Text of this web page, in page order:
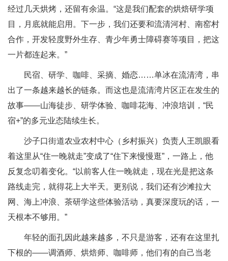
经过几天烘烤，还留有余温。“这是我们配套的烘焙研学项
目，月底就能启用。下一步，我们还要和流清河村、南窑村
合作，开发轻度野外生存、青少年勇士障碍赛等项目，把这
一片都连起来。”
民宿、研学、咖啡、采摘、婚恋……单冰在流清湾，串
出了一条越来越长的链条。而这也是流清湾片区正在发生的
故事——山海徒步、研学体验、咖啡花海、冲浪培训，“民
宿+”的多元业态陆续生长。
沙子口街道农业农村中心（乡村振兴）负责人王凯眼看
着这里从“住一晚就走”变成了“住下来慢慢逛”，一路上，他
反复念叨着变化。“以前客人住一晚就走，现在光是把这条
路线走完，就得花上大半天。更别说，我们还有沙滩拉大
网、海上冲浪、茶研学这些体验活动，真要深度玩的话，一
天根本不够用。”
年轻的面孔因此越来越多，不只是游客，还有在这里扎
下根的——调酒师、烘焙师、咖啡师，他们有的自己当老